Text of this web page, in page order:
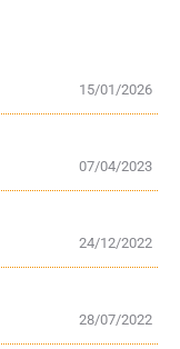
15/01/2026
07/04/2023
24/12/2022
28/07/2022